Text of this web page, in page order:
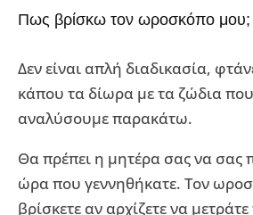
Πως βρίσκω τον ωροσκόπο μου;
Δεν είναι απλή διαδικασία,
κάπου τα δίωρα με τα ζώδια
αναλύσουμε παρακάτω.
Θα πρέπει η μητέρα σας να σας
ώρα που γεννηθήκατε. Τον
βρίσκετε αν αρχίζετε να